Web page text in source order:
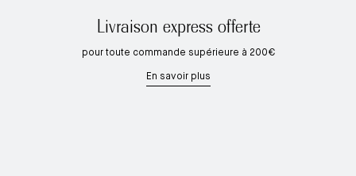
Livraison express offerte
pour toute commande supérieure à 200€
En savoir plus